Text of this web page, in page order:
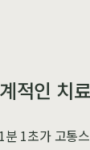
적인 치
1초가 고통